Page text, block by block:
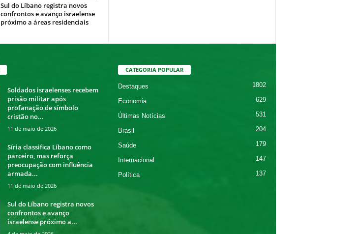
Sul do Líbano registra novos
confrontos e avanço israelense
próximo a áreas residenciais
Soldados israelenses recebem
prisão militar após
profanação de símbolo
cristão no...
11 de maio de 2026
Síria classifica Líbano como
parceiro, mas reforça
preocupação com influência
armada...
11 de maio de 2026
Sul do Líbano registra novos
confrontos e avanço
israelense próximo a...
CATEGORIA POPULAR
Destaques 1802
Economia 629
Últimas Notícias 531
Brasil 204
Saúde 179
Internacional 147
Política 137